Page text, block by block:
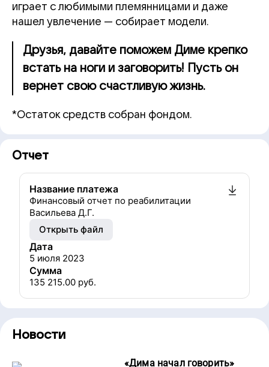
играет с любимыми племянницами и даже
нашел увлечение — собирает модели.
Друзья, давайте поможем Диме крепко
встать на ноги и заговорить! Пусть он
вернет свою счастливую жизнь.
*Остаток средств собран фондом.
Отчет
Название платежа
Финансовый отчет по реабилитации
Васильева Д.Г.
Открыть файл
Дата
5 июля 2023
Сумма
135 215.00 руб.
Новости
«Дима начал говорить»